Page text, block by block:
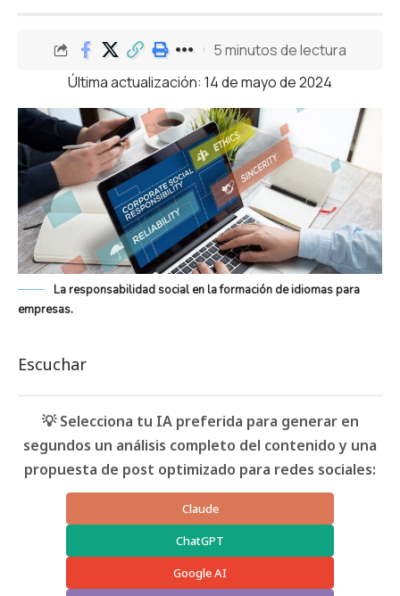
Última actualización: 14 de mayo de 2024
5 minutos de lectura
La responsabilidad social en la formación de idiomas para
empresas.
Escuchar
💡 Selecciona tu IA preferida para generar en
segundos un análisis completo del contenido y una
propuesta de post optimizado para redes sociales:
Claude
ChatGPT
Google AI